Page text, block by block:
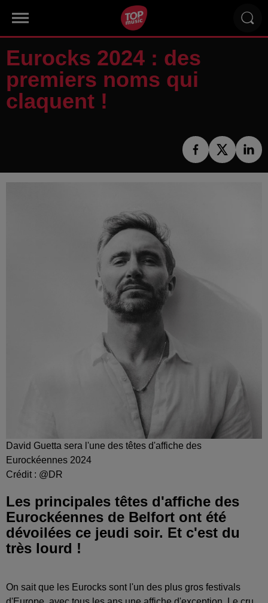
Eurocks 2024 : des
premiers noms qui
claquent !
David Guetta sera l'une des têtes d'affiche des
Eurockéennes 2024
Crédit : @DR
Les principales têtes d'affiche des
Eurockéennes de Belfort ont été
dévoilées ce jeudi soir. Et c'est du
très lourd !
On sait que les Eurocks sont l'un des plus gros festivals